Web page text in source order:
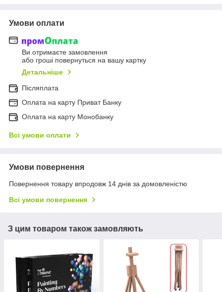
Умови оплати
Ви отримаєте замовлення
або гроші повернуться на вашу картку
Детальніше
Післяплата
Оплата на карту Приват Банку
Оплата на карту Монобанку
Всі умови оплати
Умови повернення
Повернення товару впродовж 14 днів за домовленістю
Всі умови повернення
З цим товаром також замовляють